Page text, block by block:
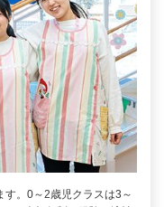
。0～2歳児クラスは3～